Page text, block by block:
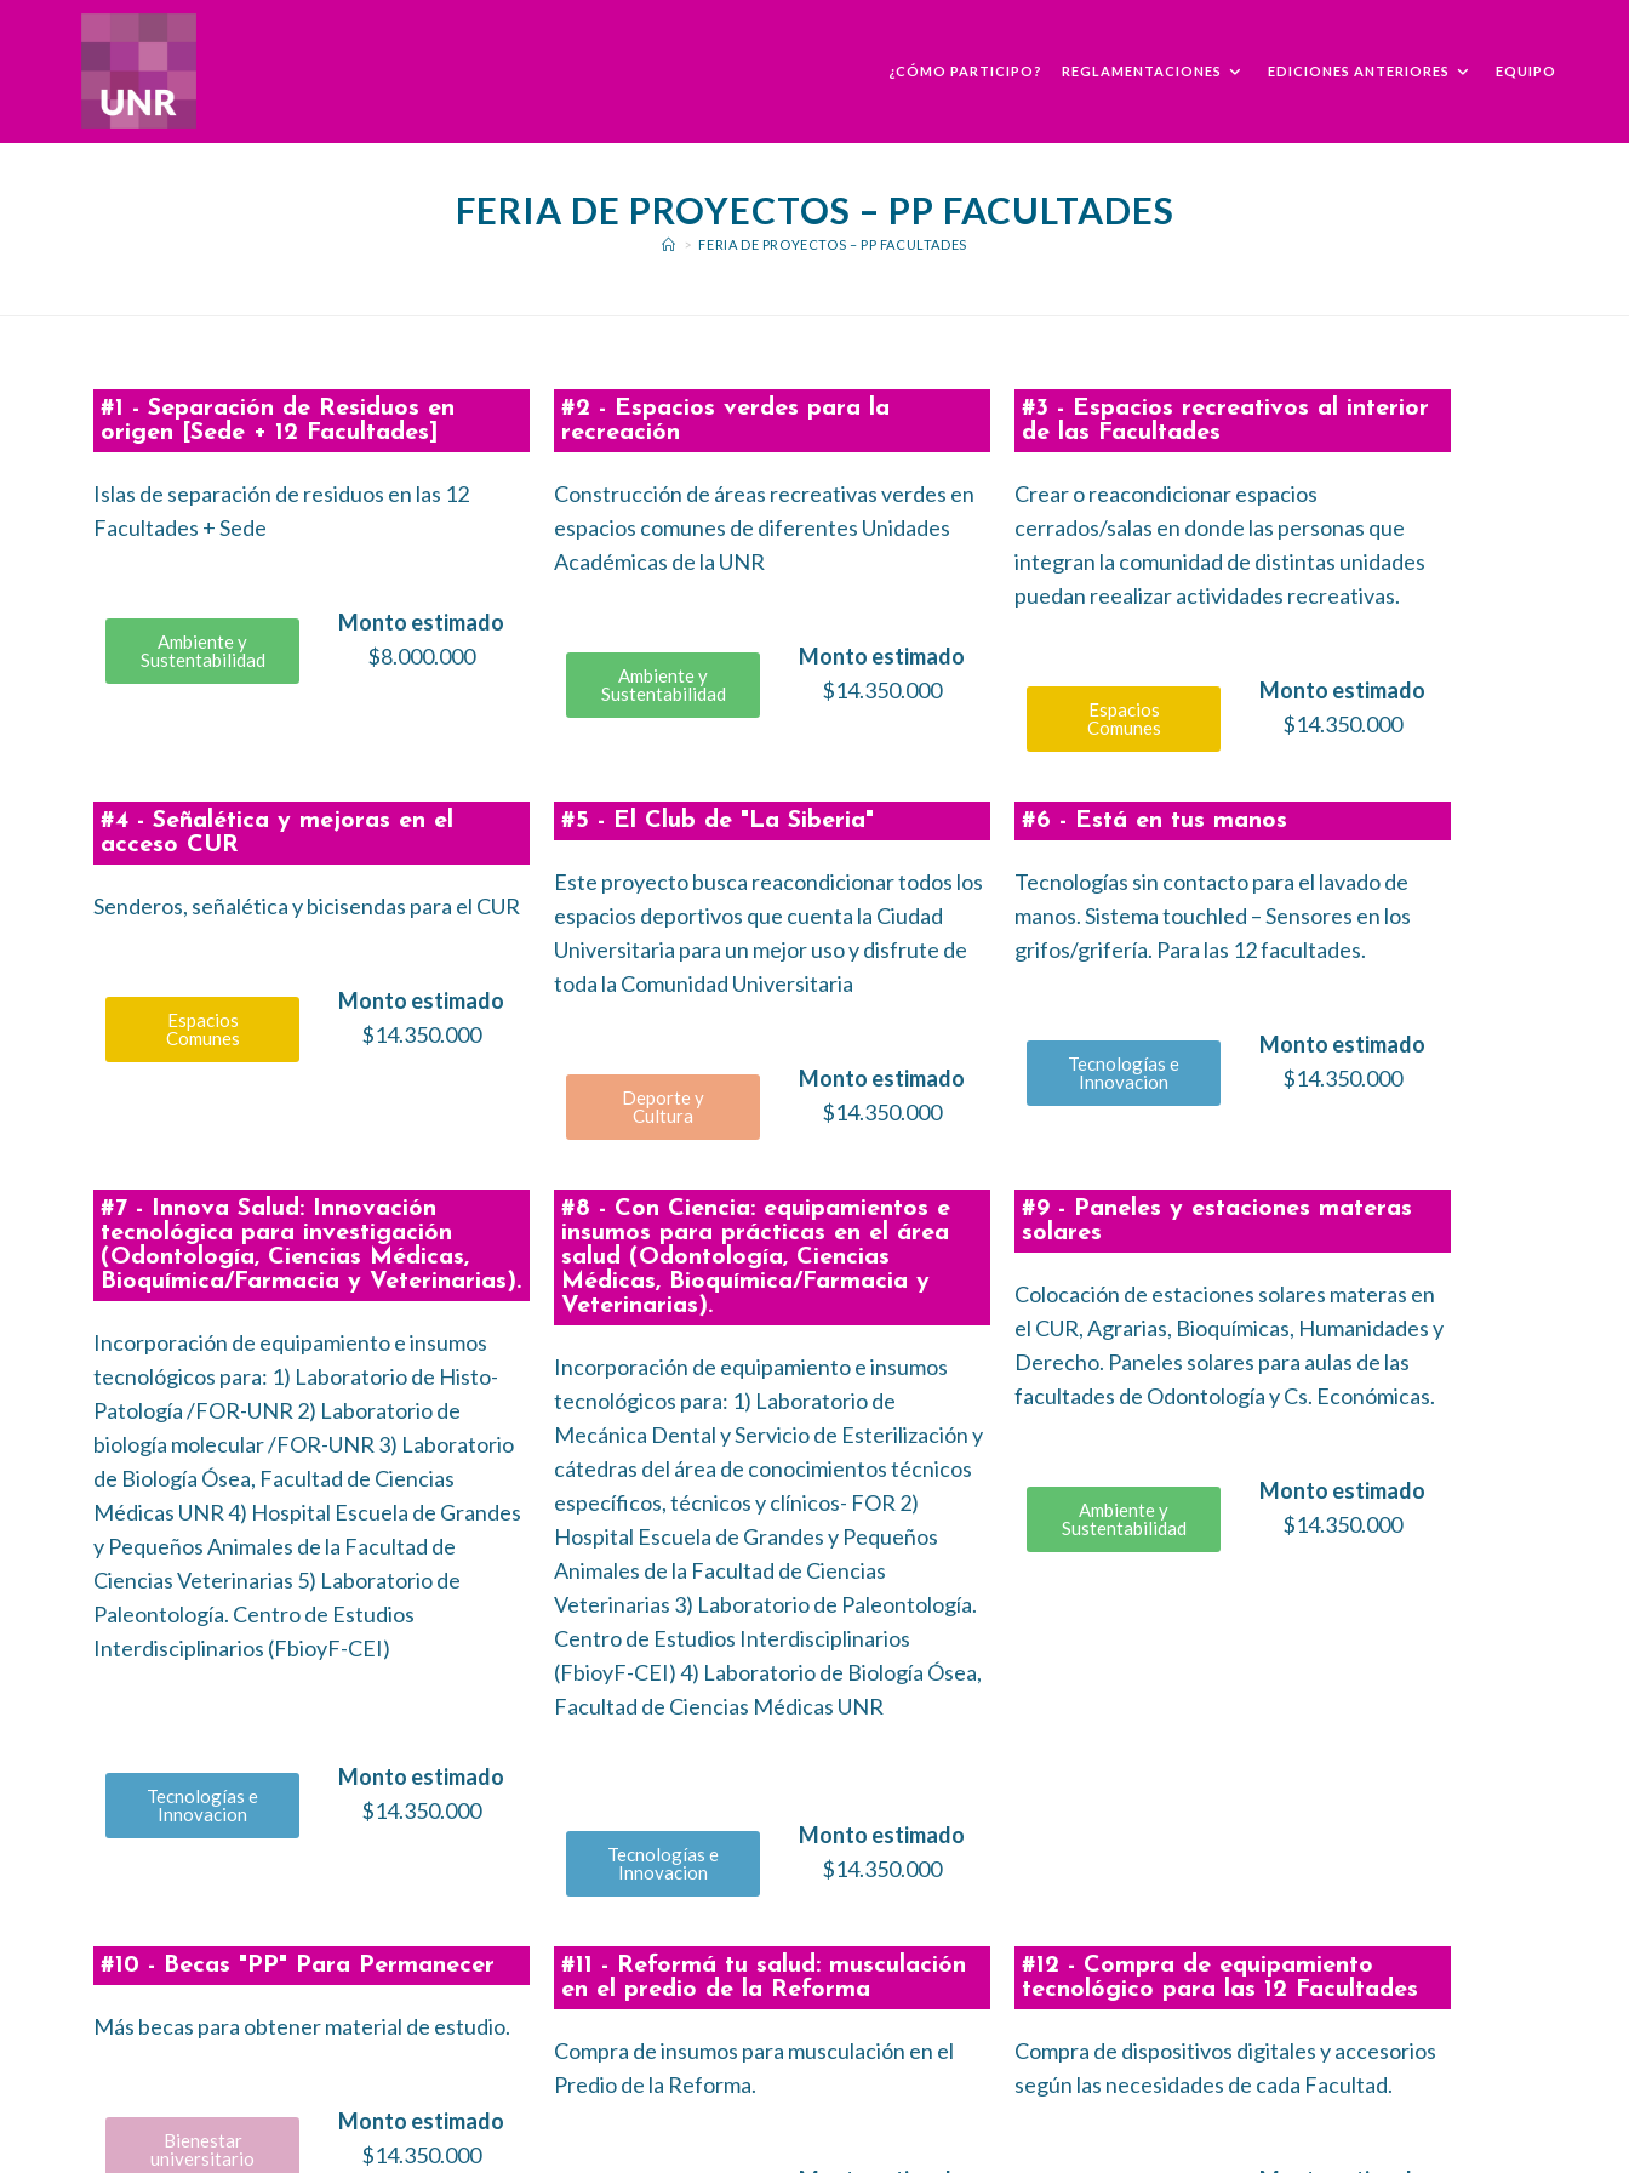
¿CÓMO PARTICIPO? REGLAMENTACIONES EDICIONES ANTERIORES EQUIPO
FERIA DE PROYECTOS – PP FACULTADES
> FERIA DE PROYECTOS – PP FACULTADES
#1 - Separación de Residuos en
origen [Sede + 12 Facultades]
Islas de separación de residuos en las 12
Facultades + Sede
Ambiente y
Sustentabilidad
Monto estimado
$8.000.000
#2 - Espacios verdes para la
recreación
Construcción de áreas recreativas verdes en
espacios comunes de diferentes Unidades
Académicas de la UNR
Ambiente y
Sustentabilidad
Monto estimado
$14.350.000
#3 - Espacios recreativos al interior
de las Facultades
Crear o reacondicionar espacios
cerrados/salas en donde las personas que
integran la comunidad de distintas unidades
puedan reealizar actividades recreativas.
Espacios
Comunes
Monto estimado
$14.350.000
#4 - Señalética y mejoras en el
acceso CUR
Senderos, señalética y bicisendas para el CUR
Espacios
Comunes
Monto estimado
$14.350.000
#5 - El Club de "La Siberia"
Este proyecto busca reacondicionar todos los
espacios deportivos que cuenta la Ciudad
Universitaria para un mejor uso y disfrute de
toda la Comunidad Universitaria
Deporte y
Cultura
Monto estimado
$14.350.000
#6 - Está en tus manos
Tecnologías sin contacto para el lavado de
manos. Sistema touchled – Sensores en los
grifos/grifería. Para las 12 facultades.
Tecnologías e
Innovacion
Monto estimado
$14.350.000
#7 - Innova Salud: Innovación
tecnológica para investigación
(Odontología, Ciencias Médicas,
Bioquímica/Farmacia y Veterinarias).
Incorporación de equipamiento e insumos
tecnológicos para: 1) Laboratorio de Histo-
Patología /FOR-UNR 2) Laboratorio de
biología molecular /FOR-UNR 3) Laboratorio
de Biología Ósea, Facultad de Ciencias
Médicas UNR 4) Hospital Escuela de Grandes
y Pequeños Animales de la Facultad de
Ciencias Veterinarias 5) Laboratorio de
Paleontología. Centro de Estudios
Interdisciplinarios (FbioyF-CEI)
Tecnologías e
Innovacion
Monto estimado
$14.350.000
#8 - Con Ciencia: equipamientos e
insumos para prácticas en el área
salud (Odontología, Ciencias
Médicas, Bioquímica/Farmacia y
Veterinarias).
Incorporación de equipamiento e insumos
tecnológicos para: 1) Laboratorio de
Mecánica Dental y Servicio de Esterilización y
cátedras del área de conocimientos técnicos
específicos, técnicos y clínicos- FOR 2)
Hospital Escuela de Grandes y Pequeños
Animales de la Facultad de Ciencias
Veterinarias 3) Laboratorio de Paleontología.
Centro de Estudios Interdisciplinarios
(FbioyF-CEI) 4) Laboratorio de Biología Ósea,
Facultad de Ciencias Médicas UNR
Tecnologías e
Innovacion
Monto estimado
$14.350.000
#9 - Paneles y estaciones materas
solares
Colocación de estaciones solares materas en
el CUR, Agrarias, Bioquímicas, Humanidades y
Derecho. Paneles solares para aulas de las
facultades de Odontología y Cs. Económicas.
Ambiente y
Sustentabilidad
Monto estimado
$14.350.000
#10 - Becas "PP" Para Permanecer
Más becas para obtener material de estudio.
Bienestar
universitario
Monto estimado
$14.350.000
#11 - Reformá tu salud: musculación
en el predio de la Reforma
Compra de insumos para musculación en el
Predio de la Reforma.
#12 - Compra de equipamiento
tecnológico para las 12 Facultades
Compra de dispositivos digitales y accesorios
según las necesidades de cada Facultad.